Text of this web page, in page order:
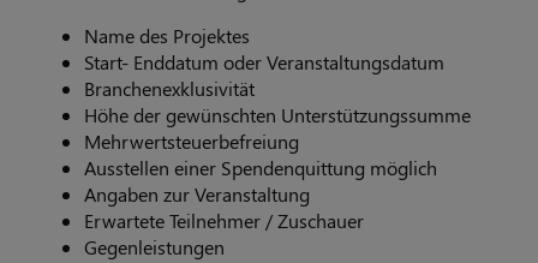
Name des Projektes
Start- Enddatum oder Veranstaltungsdatum
Branchenexklusivität
Höhe der gewünschten Unterstützungssumme
Mehrwertsteuerbefreiung
Ausstellen einer Spendenquittung möglich
Angaben zur Veranstaltung
Erwartete Teilnehmer / Zuschauer
Gegenleistungen